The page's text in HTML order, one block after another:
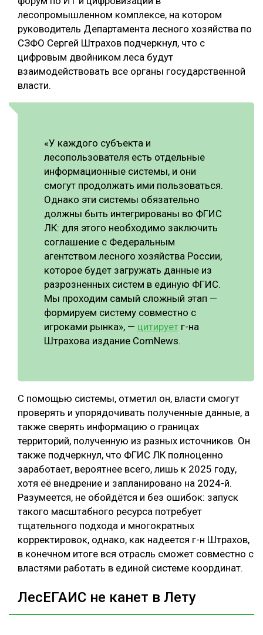
лесопромышленном комплексе, на котором
руководитель Департамента лесного хозяйства по
СЗФО Сергей Штрахов подчеркнул, что с
цифровым двойником леса будут
взаимодействовать все органы государственной
власти.
«У каждого субъекта и
лесопользователя есть отдельные
информационные системы, и они
смогут продолжать ими пользоваться.
Однако эти системы обязательно
должны быть интегрированы во ФГИС
ЛК: для этого необходимо заключить
соглашение с Федеральным
агентством лесного хозяйства России,
которое будет загружать данные из
разрозненных систем в единую ФГИС.
Мы проходим самый сложный этап —
формируем систему совместно с
игроками рынка», — цитирует г-на
Штрахова издание ComNews.
С помощью системы, отметил он, власти смогут
проверять и упорядочивать полученные данные, а
также сверять информацию о границах
территорий, полученную из разных источников. Он
также подчеркнул, что ФГИС ЛК полноценно
заработает, вероятнее всего, лишь к 2025 году,
хотя её внедрение и запланировано на 2024-й.
Разумеется, не обойдётся и без ошибок: запуск
такого масштабного ресурса потребует
тщательного подхода и многократных
корректировок, однако, как надеется г-н Штрахов,
в конечном итоге вся отрасль сможет совместно с
властями работать в единой системе координат.
ЛесЕГАИС не канет в Лету